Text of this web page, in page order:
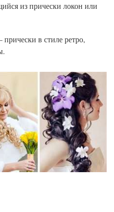
из прически локон или
в стиле ретро,